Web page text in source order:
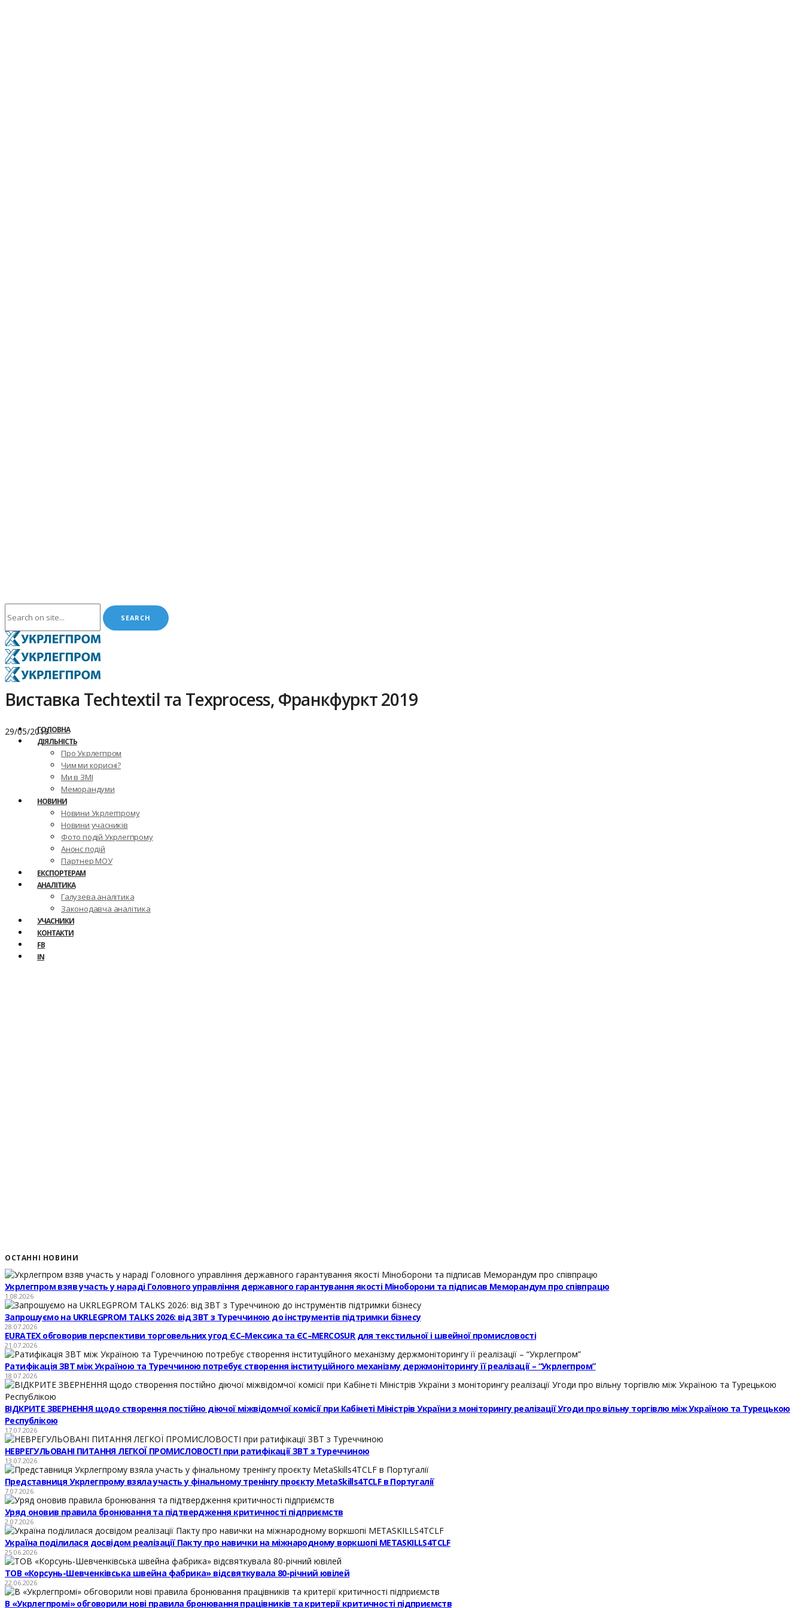
ГОЛОВНА
ДІЯЛЬНІСТЬ
Про Укрлегпром
Чим ми корисні?
Ми в ЗМІ
Меморандуми
НОВИНИ
Новини Укрлегпрому
Новини учасників
Фото подій Укрлегпрому
Анонс подій
Партнер МОУ
ЕКСПОРТЕРАМ
АНАЛІТИКА
Галузева аналітика
Законодавча аналітика
УЧАСНИКИ
КОНТАКТИ
FB
IN
Виставка Techtextil та Texprocess, Франкфуркт 2019
29/05/2019
ОСТАННІ НОВИНИ
Укрлегпром взяв участь у нараді Головного управління державного гарантування якості Міноборони та підписав Меморандум про співпрацю
1.08.2026
Запрошуємо на UKRLEGPROM TALKS 2026: від ЗВТ з Туреччиною до інструментів підтримки бізнесу
28.07.2026
EURATEX обговорив перспективи торговельних угод ЄС–Мексика та ЄС–MERCOSUR для текстильної і швейної промисловості
21.07.2026
Ратифікація ЗВТ між Україною та Туреччиною потребує створення інституційного механізму держмоніторингу її реалізації – “Укрлегпром”
18.07.2026
ВІДКРИТЕ ЗВЕРНЕННЯ щодо створення постійно діючої міжвідомчої комісії при Кабінеті Міністрів України з моніторингу реалізації Угоди про вільну торгівлю між Україною та Турецькою
Республікою
17.07.2026
НЕВРЕГУЛЬОВАНІ ПИТАННЯ ЛЕГКОЇ ПРОМИСЛОВОСТІ при ратифікації ЗВТ з Туреччиною
13.07.2026
Представниця Укрлегпрому взяла участь у фінальному тренінгу проєкту MetaSkills4TCLF в Португалії
7.07.2026
Уряд оновив правила бронювання та підтвердження критичності підприємств
2.07.2026
Україна поділилася досвідом реалізації Пакту про навички на міжнародному воркшопі METASKILLS4TCLF
25.06.2026
ТОВ «Корсунь-Шевченківська швейна фабрика» відсвяткувала 80-річний ювілей
22.06.2026
В «Укрлегпромі» обговорили нові правила бронювання працівників та критерії критичності підприємств